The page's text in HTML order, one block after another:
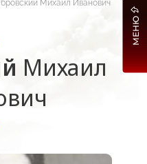
Михаил Иванович
Михаил
МЕНЮ